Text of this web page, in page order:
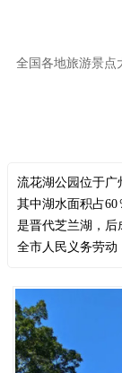
全国各地旅游景点
流花湖公园位于广
其中湖水面积占
是晋代芝兰湖，后
全市人民义务劳动